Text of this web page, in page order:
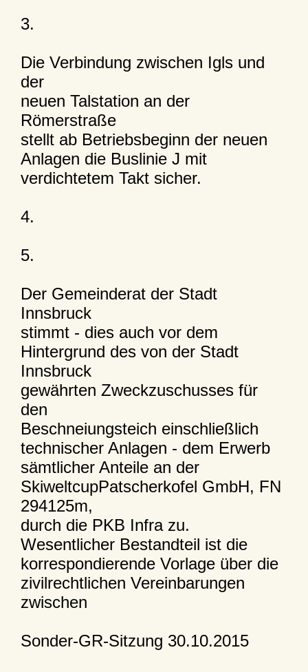
3.
Die Verbindung zwischen Igls und
der
neuen Talstation an der
Römerstraße
stellt ab Betriebsbeginn der neuen
Anlagen die Buslinie J mit
verdichtetem Takt sicher.
4.
5.
Der Gemeinderat der Stadt
Innsbruck
stimmt - dies auch vor dem
Hintergrund des von der Stadt
Innsbruck
gewährten Zweckzuschusses für
den
Beschneiungsteich einschließlich
technischer Anlagen - dem Erwerb
sämtlicher Anteile an der
SkiweltcupPatscherkofel GmbH, FN
294125m,
durch die PKB Infra zu.
Wesentlicher Bestandteil ist die
korrespondierende Vorlage über die
zivilrechtlichen Vereinbarungen
zwischen
Sonder-GR-Sitzung 30.10.2015